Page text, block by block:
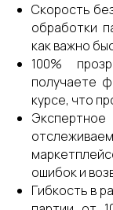
Скорость
обработки
как важно
100%
получаете
курсе, что
ошибок и
Гибкость в